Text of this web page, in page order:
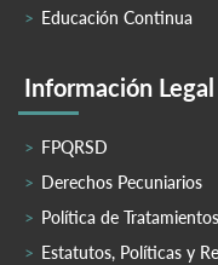
Educación Continua
Información Legal
FPQRSD
Derechos Pecuniarios
Política de
Estatutos, Políticas y